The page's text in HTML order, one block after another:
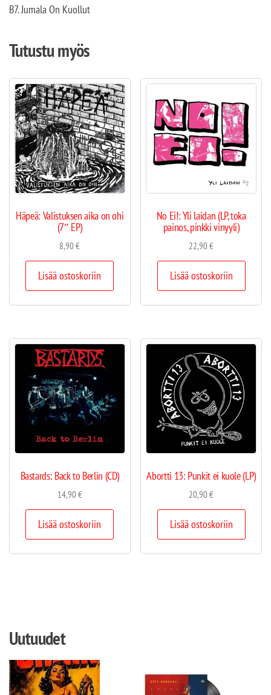
B7. Jumala On Kuollut
Tutustu myös
Häpeä: Valistuksen aika on ohi
(7″ EP)
8,90€
Lisää ostoskoriin
No Ei!: Yli laidan (LP, toka
painos, pinkki vinyyli)
22,90€
Lisää ostoskoriin
Bastards: Back to Berlin (CD)
14,90€
Lisää ostoskoriin
Abortti 13: Punkit ei kuole (LP)
20,90€
Lisää ostoskoriin
Uutuudet